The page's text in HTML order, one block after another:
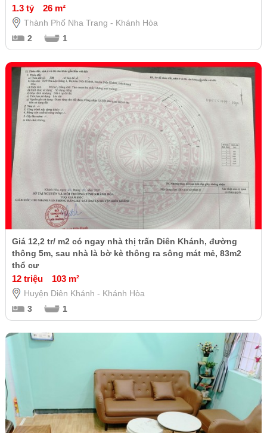
1.3 tỷ 26 m²
Thành Phố Nha Trang - Khánh Hòa
2
1
Giá 12,2 tr/ m2 có ngay nhà thị trấn Diên Khánh, đường
thông 5m, sau nhà là bờ kè thông ra sông mát mẻ, 83m2
thổ cư
12 triệu 103 m²
Huyện Diên Khánh - Khánh Hòa
3
1